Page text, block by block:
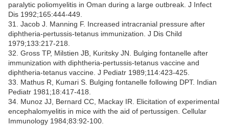
paralytic poliomyelitis in Oman during a large outbreak. J Infect
Dis 1992;165:444-449.
31. Jacob J. Manning F. Increased intracranial pressure after
diphtheria-pertussis-tetanus immunization. J Dis Child
1979;133:217-218.
32. Gross TP, Milstien JB, Kuritsky JN. Bulging fontanelle after
immunization with diphtheria-pertussis-tetanus vaccine and
diphtheria-tetanus vaccine. J Pediatr 1989;114:423-425.
33. Mathus R, Kumari S. Bulging fontanelle following DPT. Indian
Pediatr 1981;18:417-418.
34. Munoz JJ, Bernard CC, Mackay IR. Elicitation of experimental
encephalomyelitis in mice with the aid of pertussigen. Cellular
Immunology 1984;83:92-100.